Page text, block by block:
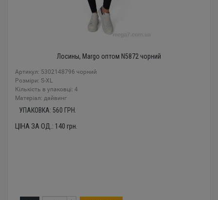
Лосины, Margo оптом N5872 чорний
Артикул: 5302148796 чорний
Розміри: S-XL
Кількість в упаковці: 4
Mатеріал: дайвинг
УПАКОВКА: 560 ГРН.
ЦІНА ЗА ОД.: 140 грн.